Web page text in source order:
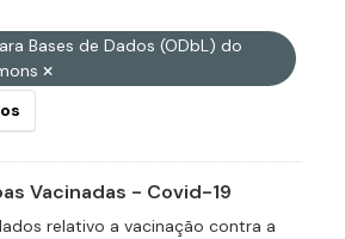
Bases de Dados (ODbL) do
Vacinadas - Covid-19
relativo a vacinação contra a